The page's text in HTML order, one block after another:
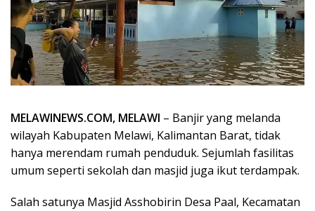
MELAWINEWS.COM, MELAWI – Banjir yang melanda
wilayah Kabupaten Melawi, Kalimantan Barat, tidak
hanya merendam rumah penduduk. Sejumlah fasilitas
umum seperti sekolah dan masjid juga ikut terdampak.
Salah satunya Masjid Asshobirin Desa Paal, Kecamatan